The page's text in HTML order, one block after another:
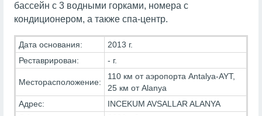
бассейн с 3 водными горками, номера с
кондиционером, а также спа-центр.
Дата основания:
2013 г.
Реставрирован:
- г.
Месторасположение:
110 км от аэропорта Antalya-AYT,
25 км от Alanya
Адрес:
INCEKUM AVSALLAR ALANYA